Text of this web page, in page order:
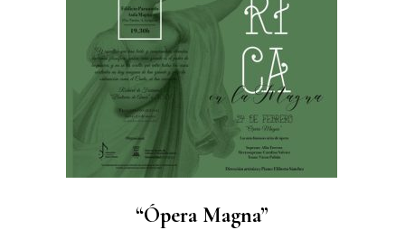
“Ópera Magna”